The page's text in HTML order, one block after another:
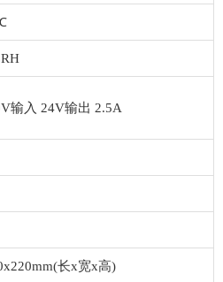
输入 24V输出 2.5A
长x宽x高)